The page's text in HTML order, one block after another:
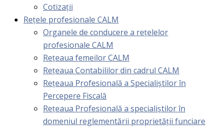
Cotizaţii
Rețele profesionale CALM
Organele de conducere a rețelelor
profesionale CALM
Rețeaua femeilor CALM
Rețeaua Contabililor din cadrul CALM
Rețeaua Profesională a Specialiștilor în
Percepere Fiscală
Reţeaua Profesională a specialiştilor în
domeniul reglementării proprietăţii funciare